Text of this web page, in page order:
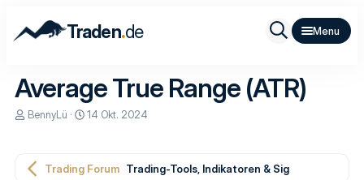
Traden.de
Average True Range (ATR)
E
e
BennyLü
E
e
14 Okt. 2024
Trading Forum Trading-Tools, Indikatoren & Signale